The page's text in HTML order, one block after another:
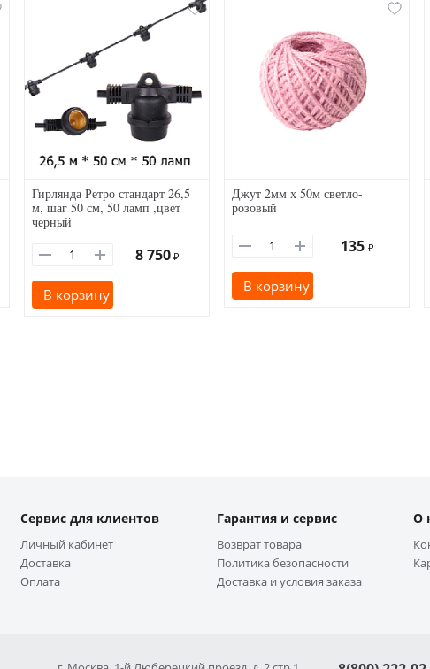
Гирлянда Ретро стандарт 26,5
м, шаг 50 см, 50 ламп ,цвет
черный
8 750 ₽
В корзину
Джут 2мм х 50м светло-
розовый
135 ₽
В корзину
Сервис для клиентов
Личный кабинет
Доставка
Оплата
Гарантия и сервис
Возврат товара
Политика безопасности
Доставка и условия заказа
О